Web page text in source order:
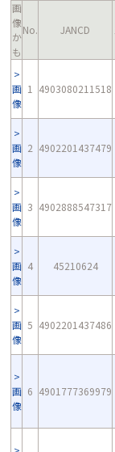
画
像
か
も
No. JANCD
画
像
1 4903080211518
画
像
2 4902201437479
画
像
3 4902888547317
画
像
4 45210624
画
像
5 4902201437486
画
像
6 4901777369979